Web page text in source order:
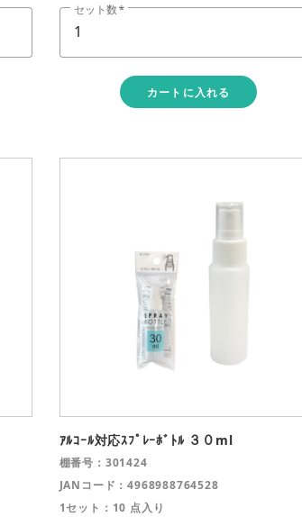
セット数
カートに入れる
ｱﾙｺｰﾙ対応ｽﾌﾟﾚｰﾎﾞﾄﾙ ３０ml
棚番号：301424
JANコード：4968988764528
1セット：10 点入り